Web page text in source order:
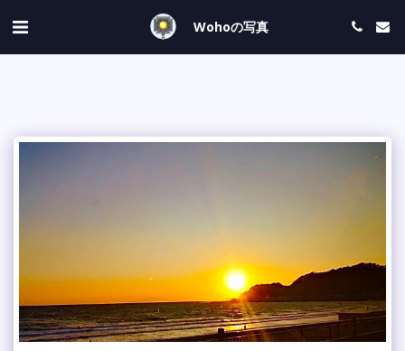
Wohoの写真